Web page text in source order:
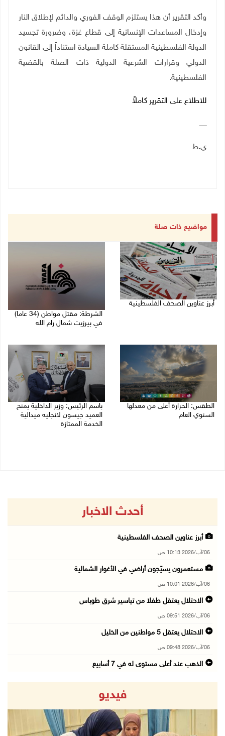
وأكد التقرير أن هذا يستلزم الوقف الفوري والدائم لإطلاق النار
وإدخال المساعدات الإنسانية إلى قطاع غزة، وضرورة تجسيد
الدولة الفلسطينية المستقلة كاملة السيادة استناداً إلى القانون
الدولي وقرارات الشرعية الدولية ذات الصلة بالقضية
الفلسطينية.
للاطلاع على التقرير كاملاً
ـــــــ
ي.ط
مواضيع ذات صلة
أبرز عناوين الصحف الفلسطينية
الشرطة: مقتل مواطن (34 عاما)
في بيرزيت شمال رام الله
الطقس: الحرارة أعلى من معدلها
السنوي العام
باسم الرئيس: وزير الداخلية يمنح
العميد جيسون لانجليه ميدالية
الخدمة الممتازة
أحدث الاخبار
أبرز عناوين الصحف الفلسطينية
06/آب/2026 10:13 ص
مستعمرون يسيّجون أراضي في الأغوار الشمالية
06/آب/2026 10:01 ص
الاحتلال يعتقل طفلا من تياسير شرق طوباس
06/آب/2026 09:51 ص
الاحتلال يعتقل 5 مواطنين من الخليل
06/آب/2026 09:48 ص
الذهب عند أعلى مستوى له في 7 أسابيع
شؤون اللاجئين تدين عدوان الاحتلال على مخيم قل ...
06/آب/2026 09:36 ص
الشرطة: مقتل مواطن (34 عاما) في بيرزيت شمال ر ...
فيديو